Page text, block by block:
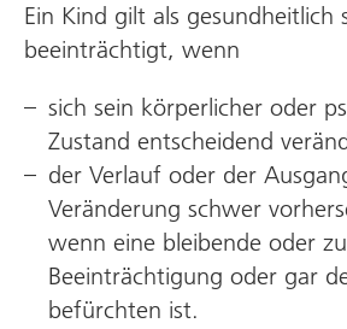
Ein Kind gilt als gesundheitlich
beeinträchtigt, wenn
sich sein körperlicher oder
Zustand entscheidend
der Verlauf oder der
Veränderung schwer
wenn eine bleibende oder
Beein­trächtigung oder gar
befürchten ist.